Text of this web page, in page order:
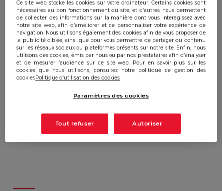
30 novembre'19
Rentrée de la 1ère
promotion Stratégies
d’Entreprise,
Gouvernance des
Résilience de l'EGE
Ce site web stocke les cookies sur votre ordinateur. Certains cookies sont
nécessaires au bon fonctionnement du site, et d’autres nous permettent
de collecter des informations sur la manière dont vous interagissez avec
notre site web, afin d’améliorer et de personnaliser votre expérience de
navigation. Nous utilisons également des cookies afin de vous proposer de
la publicité ciblée, ainsi que pour vous permettre de partager du contenu
sur les réseaux sociaux ou plateformes présents sur notre site. Enfin, nous
utilisons des cookies, émis par nous ou par nos prestataires afin d’analyser
et de mesurer l’audience sur ce site web. Pour en savoir plus sur les
cookies que nous utilisons, consultez notre politique de gestion des
cookiesPolitique d'utilisation des cookies
Paramètres des cookies
Tout refuser Autoriser